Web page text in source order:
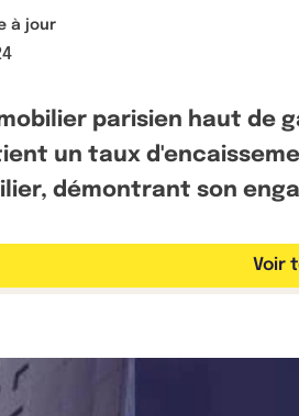
à jour
parisien haut de
un taux
démontrant son
Voir